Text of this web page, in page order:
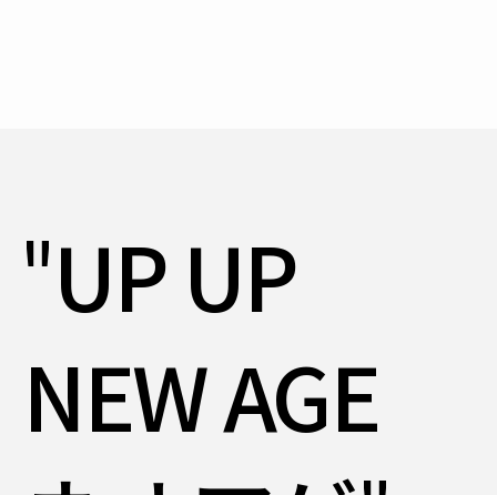
"UP UP
NEW AGE